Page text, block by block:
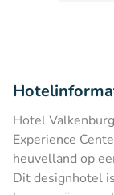
Hotel
Experience
heuvelland op
Dit designhotel